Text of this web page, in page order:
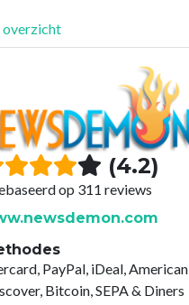
overzicht
(4.2)
op 311 reviews
PayPal, iDeal, American
Bitcoin, SEPA & Diners